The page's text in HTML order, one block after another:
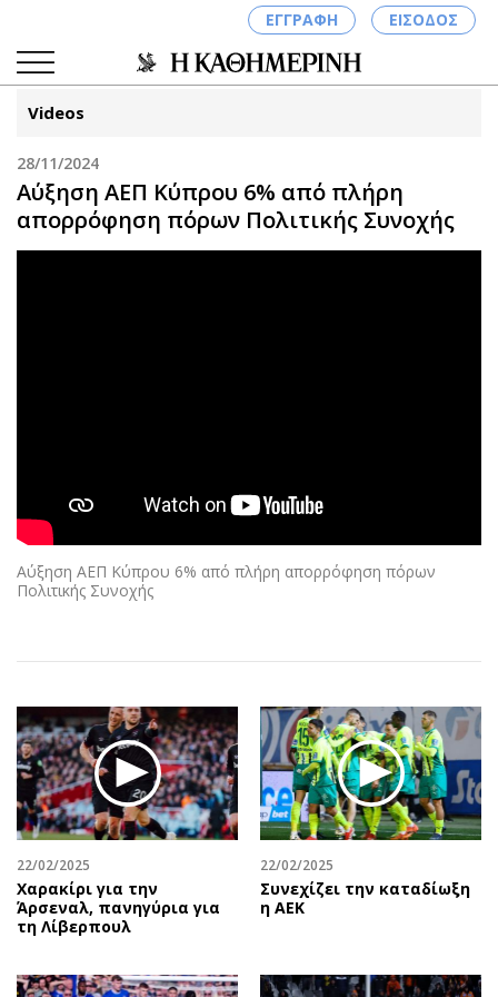
ΕΓΓΡΑΦΗ ΕΙΣΟΔΟΣ
ΚΑΤΗΓΟΡΙΕΣ ΣΥΝΔΕΣΗ
Κύπρος
Αθλητισμός
Κύπρος
Ελλάδα
Οικονομία
Real Estate
Επιχειρήσεις
Αγορές
Money Review
AstroBank Properties
Trends
Ενέργεια
Ναυτιλία
Απόψεις
Geek
Νέα
Κινητά-tablets
Πολιτική
Οικονομία
Γενικά
Αναδρομές
Πρόσωπα
Περιβάλλον
Good Life
Showbiz
Videos
28/11/2024
Αύξηση ΑΕΠ Κύπρου 6% από πλήρη
απορρόφηση πόρων Πολιτικής Συνοχής
Αύξηση ΑΕΠ Κύπρου 6% από πλήρη απορρόφηση πόρων
Πολιτικής Συνοχής
22/02/2025
Χαρακίρι για την
Άρσεναλ, πανηγύρια για
τη Λίβερπουλ
22/02/2025
Συνεχίζει την καταδίωξη
η ΑΕΚ